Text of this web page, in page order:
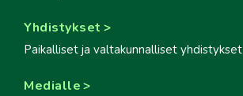
Yhdistykset
Paikalliset ja valtakunnalliset yhdistykset
Medialle